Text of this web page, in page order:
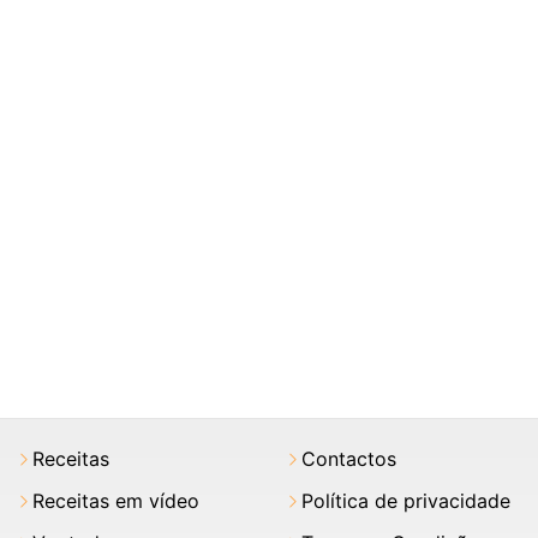
Receitas
Receitas em vídeo
Contactos
Política de privacidade